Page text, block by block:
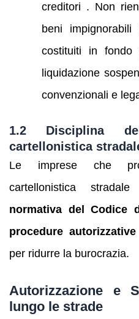
creditori . Non
beni
costituiti in
liquidazione
convenzionali e
1.2 Disciplina
cartellonistica
Le imprese che
cartellonistica
normativa del Codice
procedure autorizzative
per ridurre la burocrazia.
Autorizzazione e
lungo le strade